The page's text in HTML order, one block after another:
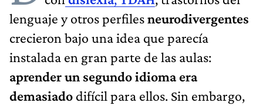
lenguaje y otros perfilesneurodivergentes
crecieron bajo una idea que parecía
instalada en gran parte de las aulas:
aprender un segundo idioma era
demasiado difícil para ellos. Sin embargo,